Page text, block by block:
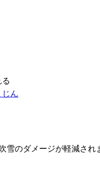
じん
雪のダメージが軽減され